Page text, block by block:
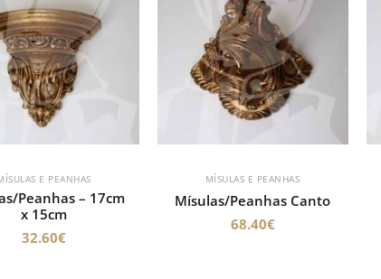
E PEANHAS
Peanhas – 17cm
x 15cm
32.60€
MÍSULAS E PEANHAS
Mísulas/Peanhas Canto
68.40€